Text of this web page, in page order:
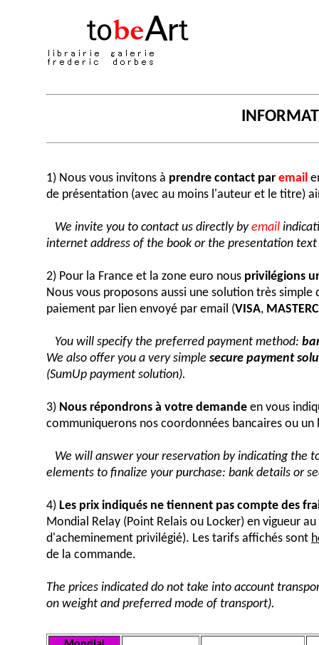
1) Nous vous invitons à prendre contact par email
de présentation (avec au moins l'auteur et le titre)
We invite you to contact us directly byemail
internet address of the book or the presentation
2) Pour la France et la zone euro nous privilégions
Nous vous proposons aussi une solution très simple
paiement par lien envoyé par email (VISA,
You will specify the preferred payment method:
We also offer you a very simple secure payment
(SumUp payment solution).
3) Nous répondrons à votre demande en vous
communiquerons nos coordonnées bancaires ou
We will answer your reservation by indicating the
elements to finalize your purchase: bank details or
4) Les prix indiqués ne tiennent pas compte des
Mondial Relay (Point Relais ou Locker) en vigueur
d'acheminement privilégié). Les tarifs affichés sont
de la commande.
The prices indicated do not take into account
on weight and preferred mode of transport).